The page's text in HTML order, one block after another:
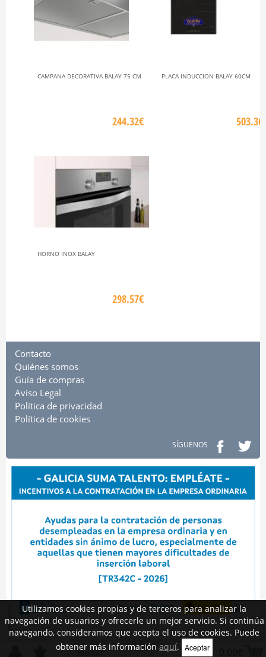
CAMPANA DECORATIVA BALAY 75 CM
244.32€
PLACA INDUCCION BALAY 60CM
HORNO INOX BALAY
298.57€
Contacto
Quiénes somos
Guía de compras
Aviso Legal
Política de privacidad
Política de cookies
SÍGUENOS
Utilizamos cookies propias y de terceros para analizar la
navegación de usuarios y ofrecerle un mejor servicio. Si continúa
navegando, consideramos que acepta el uso de cookies. Puede
obtener más informaciónaquí. Aceptar